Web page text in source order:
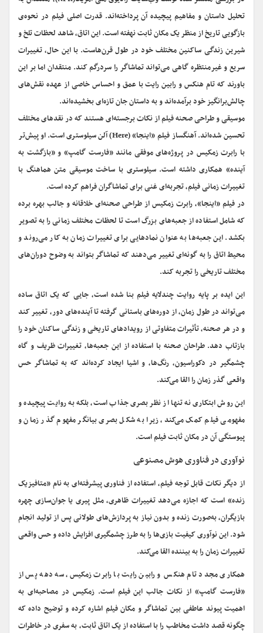
تحلیل داستان و مفاهیم پیچیده آن پرداخته‌اند. قدرت اصلی فیلم در نحوه‌ی
بازگویی تاریخ از منظر یک مکان ثابت نهفته است. این اتاق، شاهد لحظات تلخ و
شیرین زندگی ساکنین مختلف خود در طول قرن‌هاست. با این حال، تغییرات
سریع و غیرمنتظره گاهی می‌تواند تماشاگر را سردرگم کند. منتقدان اما بر این
باورند که تام هنکس و رابین رایت با عمق و احساس خاصی از عهده نقش‌های
چالش‌برانگیز خود برآمده‌اند و به داستان جان تازه‌ای بخشیده‌اند.
موسیقی و طراحی صحنه فیلم از نکات برجسته‌ای هستند که در نقدهای مختلف
تحسین شده‌اند. آهنگساز فیلم «اینجا» (Here) آلن سیلوستری است. او پیش‌تر
با رابرت زمکیس در پروژه‌های موفقی مانند «فارست گامپ» و «بازگشت به
آینده» همکاری داشته است. سیلوستری با ساخت موسیقی متن هماهنگ با
تغییرات زمانی فیلم، تجربه‌ای غنی برای تماشاگران فراهم کرده است.
در فیلم «اینجا»، رابرت زمکیس از طراحی صحنه‌ای خلاقانه و جالب بهره برده
که شامل استفاده از جعبه‌های بزرگ است تا لحظات مختلف زمانی را به تصویر
بکشد. این جعبه‌ها به عنوان نمادهایی برای تغییرات زمان به کار می‌روند و
محیط اتاق را به گونه‌ای تغییر می‌دهند که تماشاگر بتواند به وضوح دوران‌های
مختلف تاریخی را تجربه کند.
این ایده بر پایه روایت چندلایه فیلم بنا شده است، جایی که یک اتاق ساده
می‌تواند در طول زمان، از دوره‌های باستانی گرفته تا آینده‌های دور، تغییر کند
و در هر صحنه، تأثیرات متفاوتی از رویدادهای تاریخی و زندگی ساکنان خود را
بازتاب دهد. طراحان صحنه با استفاده از این جعبه‌ها، تغییرات ظریف و گاه
چشمگیر در دکوراسیون، رنگ‌ها، و اشیا ایجاد کرده‌اند که به تماشاگر حس
واقعی گذر زمان را القا می‌کند.
این روش ابتکاری نه تنها از نظر بصری جذاب است، بلکه به روایت پیچیده و
مفهومی فیلم کمک می‌کند، زیرا به شکل بصری بیانگر مفهوم گذر زمان و
پیوستگی آن در مکان ثابت فیلم است.
نوآوری در فناوری هوش مصنوعی
از دیگر نکات قابل توجه فیلم، استفاده از فناوری پیشرفته‌ای به نام «متافیزیک
زنده» است که اجازه می‌دهد تغییرات ظاهری، مثل پیری یا جوان‌سازی چهره
بازیگران، به‌صورت زنده و بدون نیاز به پردازش‌های طولانی پس از تولید انجام
شود. این نوآوری کیفیت بازی‌ها را به طرز چشمگیری افزایش داده و حس واقعی
تغییرات زمان را به بیننده القا می‌کند.
همکاری مجدد تام هنکس و رابین رایت با رابرت زمکیس، سه دهه پس از
«فارست گامپ» از نکات جالب این فیلم است. زمکیس در مصاحبه‌ای به
اهمیت پیوند عاطفی بین تماشاگر و مکان فیلم اشاره کرده و توضیح داده که
چگونه قصد داشت مخاطب را با استفاده از یک اتاق ثابت، به سفری در خاطرات